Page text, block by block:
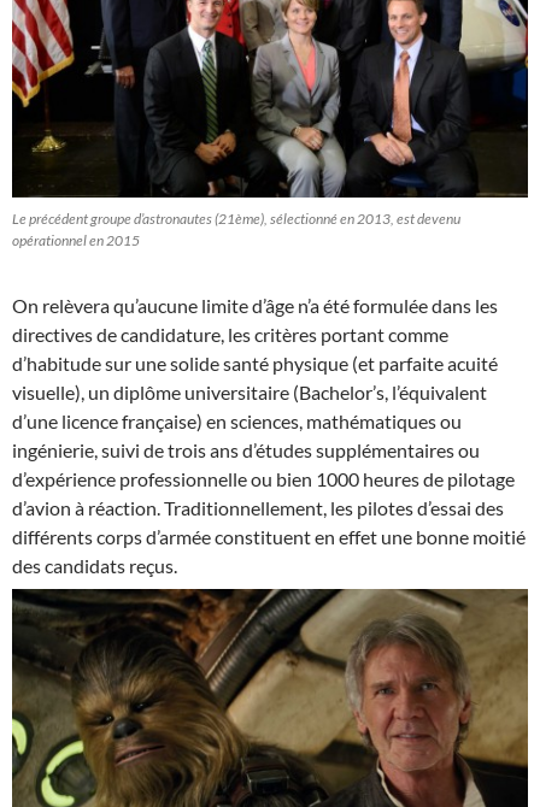
Le précédent groupe d’astronautes (21ème), sélectionné en 2013, est devenu
opérationnel en 2015
On relèvera qu’aucune limite d’âge n’a été formulée dans les
directives de candidature, les critères portant comme
d’habitude sur une solide santé physique (et parfaite acuité
visuelle), un diplôme universitaire (Bachelor’s, l’équivalent
d’une licence française) en sciences, mathématiques ou
ingénierie, suivi de trois ans d’études supplémentaires ou
d’expérience professionnelle ou bien 1000 heures de pilotage
d’avion à réaction. Traditionnellement, les pilotes d’essai des
différents corps d’armée constituent en effet une bonne moitié
des candidats reçus.